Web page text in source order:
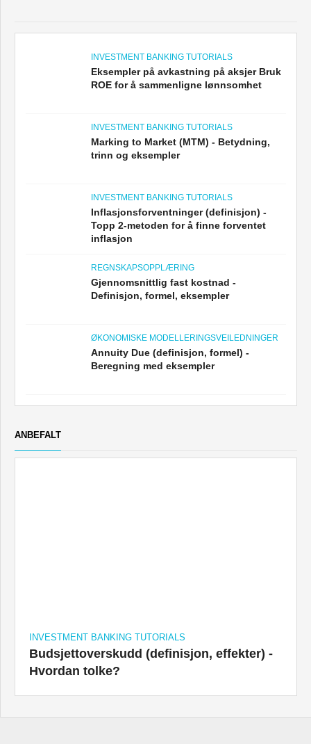
INVESTMENT BANKING TUTORIALS
Eksempler på avkastning på aksjer Bruk
ROE for å sammenligne lønnsomhet
INVESTMENT BANKING TUTORIALS
Marking to Market (MTM) - Betydning,
trinn og eksempler
INVESTMENT BANKING TUTORIALS
Inflasjonsforventninger (definisjon) -
Topp 2-metoden for å finne forventet
inflasjon
REGNSKAPSOPPLÆRING
Gjennomsnittlig fast kostnad -
Definisjon, formel, eksempler
ØKONOMISKE MODELLERINGSVEILEDNINGER
Annuity Due (definisjon, formel) -
Beregning med eksempler
ANBEFALT
INVESTMENT BANKING TUTORIALS
Budsjettoverskudd (definisjon, effekter) -
Hvordan tolke?